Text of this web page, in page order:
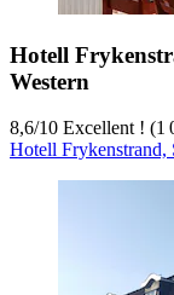
Hotell
Western
8,6/10 Excellent ! (1
Hotell Frykenstrand,